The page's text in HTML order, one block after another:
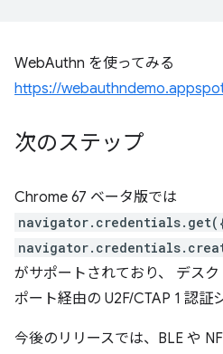
WebAuthn を使ってみる
https://
次のステップ
Chrome 67 ベータ版では
がサポートされており、 デス
ポート経由の U2F/CTAP 1 認証
今後のリリースでは、BLE や